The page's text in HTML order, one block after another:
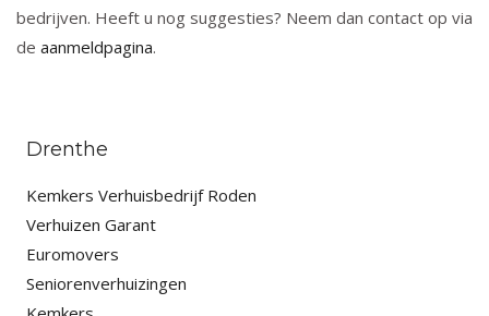
bedrijven. Heeft u nog suggesties? Neem dan contact op via
de aanmeldpagina.
Drenthe
Kemkers Verhuisbedrijf Roden
Verhuizen Garant
Euromovers
Seniorenverhuizingen